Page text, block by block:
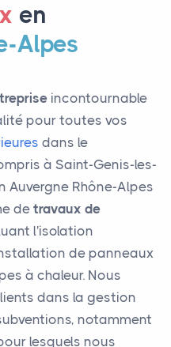
en
Alpes
incontournable
pour toutes vos
dans le
à Saint-Genis-les-
Auvergne Rhône-Alpes
de travaux de
l'isolation
de panneaux
à chaleur. Nous
dans la gestion
notamment
lesquels nous